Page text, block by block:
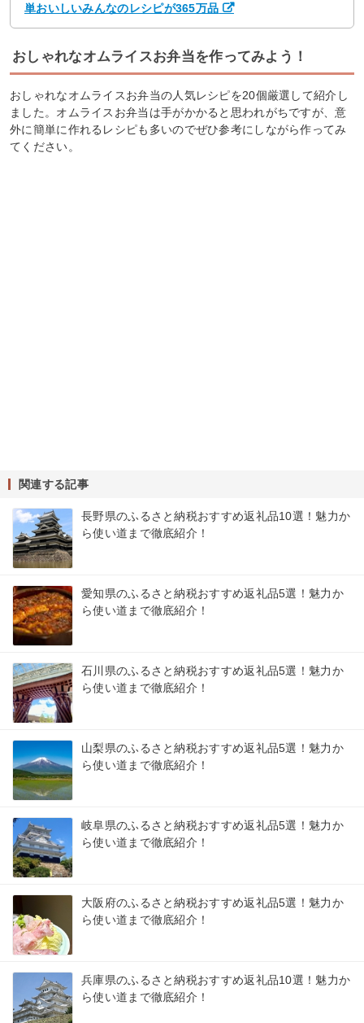
単おいしいみんなのレシピが365万品
おしゃれなオムライスお弁当を作ってみよう！
おしゃれなオムライスお弁当の人気レシピを20個厳選して紹介し
ました。オムライスお弁当は手がかかると思われがちですが、意
外に簡単に作れるレシピも多いのでぜひ参考にしながら作ってみ
てください。
関連する記事
長野県のふるさと納税おすすめ返礼品10選！魅力か
ら使い道まで徹底紹介！
愛知県のふるさと納税おすすめ返礼品5選！魅力か
ら使い道まで徹底紹介！
石川県のふるさと納税おすすめ返礼品5選！魅力か
ら使い道まで徹底紹介！
山梨県のふるさと納税おすすめ返礼品5選！魅力か
ら使い道まで徹底紹介！
岐阜県のふるさと納税おすすめ返礼品5選！魅力か
ら使い道まで徹底紹介！
大阪府のふるさと納税おすすめ返礼品5選！魅力か
ら使い道まで徹底紹介！
兵庫県のふるさと納税おすすめ返礼品10選！魅力か
ら使い道まで徹底紹介！